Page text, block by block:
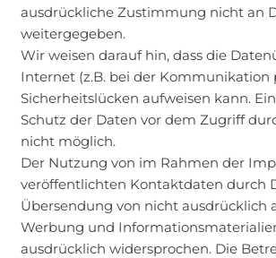
ausdrückliche Zustimmung nicht an
weitergegeben.
Wir weisen darauf hin, dass die
Internet (z.B. bei der Kommunikation
Sicherheitslücken aufweisen kann.
Schutz der Daten vor dem Zugriff
nicht möglich.
Der Nutzung von im Rahmen der
veröffentlichten Kontaktdaten durch
Übersendung von nicht ausdrücklich
Werbung und
ausdrücklich widersprochen. Die